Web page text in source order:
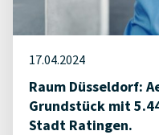
17.04.2024
Raum Düsseldorf:
Grundstück mit
Stadt Ratingen.